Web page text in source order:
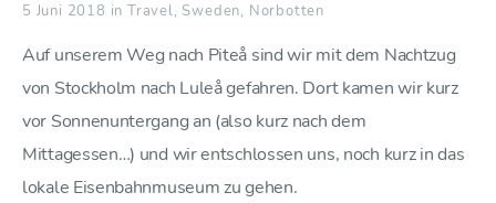
5 Juni 2018 in Travel, Sweden, Norbotten
Auf unserem Weg nach Piteå sind wir mit dem Nachtzug
von Stockholm nach Luleå gefahren. Dort kamen wir kurz
vor Sonnenuntergang an (also kurz nach dem
Mittagessen…) und wir entschlossen uns, noch kurz in das
lokale Eisenbahnmuseum zu gehen.